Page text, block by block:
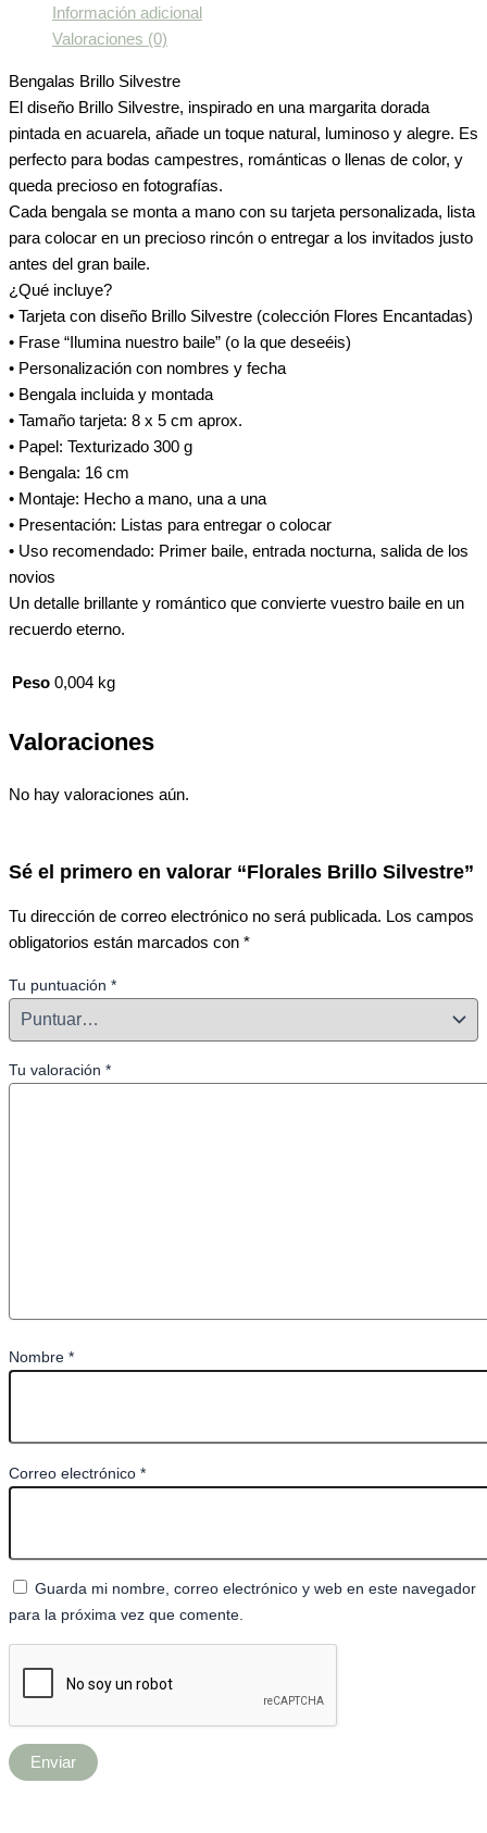
Información adicional
Valoraciones (0)
Bengalas Brillo Silvestre
El diseño Brillo Silvestre, inspirado en una margarita dorada
pintada en acuarela, añade un toque natural, luminoso y alegre. Es
perfecto para bodas campestres, románticas o llenas de color, y
queda precioso en fotografías.
Cada bengala se monta a mano con su tarjeta personalizada, lista
para colocar en un precioso rincón o entregar a los invitados justo
antes del gran baile.
¿Qué incluye?
• Tarjeta con diseño Brillo Silvestre (colección Flores Encantadas)
• Frase “Ilumina nuestro baile” (o la que deseéis)
• Personalización con nombres y fecha
• Bengala incluida y montada
• Tamaño tarjeta: 8 x 5 cm aprox.
• Papel: Texturizado 300 g
• Bengala: 16 cm
• Montaje: Hecho a mano, una a una
• Presentación: Listas para entregar o colocar
• Uso recomendado: Primer baile, entrada nocturna, salida de los
novios
Un detalle brillante y romántico que convierte vuestro baile en un
recuerdo eterno.
Peso 0,004 kg
Valoraciones
No hay valoraciones aún.
Sé el primero en valorar “Florales Brillo Silvestre”
Tu dirección de correo electrónico no será publicada. Los campos
obligatorios están marcados con *
Tu puntuación *
Tu valoración *
Nombre *
Correo electrónico *
Guarda mi nombre, correo electrónico y web en este navegador
para la próxima vez que comente.